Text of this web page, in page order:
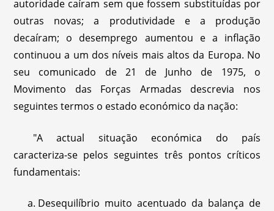
autoridade caíram sem que fossem substituídas por
outras novas; a produtividade e a produção
decaíram; o desemprego aumentou e a inflação
continuou a um dos níveis mais altos da Europa. No
seu comunicado de 21 de Junho de 1975, o
Movimento das Forças Armadas descrevia nos
seguintes termos o estado económico da nação:
"A actual situação económica do país
caracteriza-se pelos seguintes três pontos críticos
fundamentais:
Desequilíbrio muito acentuado da balança de